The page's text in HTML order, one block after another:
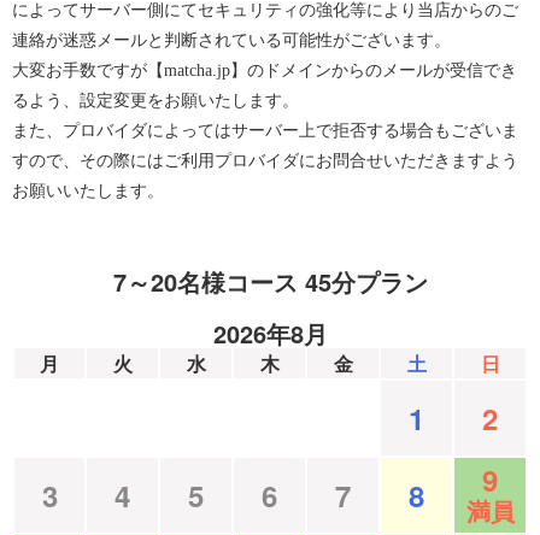
によってサーバー側にてセキュリティの強化等により当店からのご
連絡が迷惑メールと判断されている可能性がございます。
大変お手数ですが【matcha.jp】のドメインからのメールが受信でき
るよう、設定変更をお願いたします。
また、プロバイダによってはサーバー上で拒否する場合もございま
すので、その際にはご利用プロバイダにお問合せいただきますよう
お願いいたします。
7～20名様コース 45分プラン
2026年8月
月 火 水 木 金 土 日
1
2
3
4 5 6 7 8 9
満員